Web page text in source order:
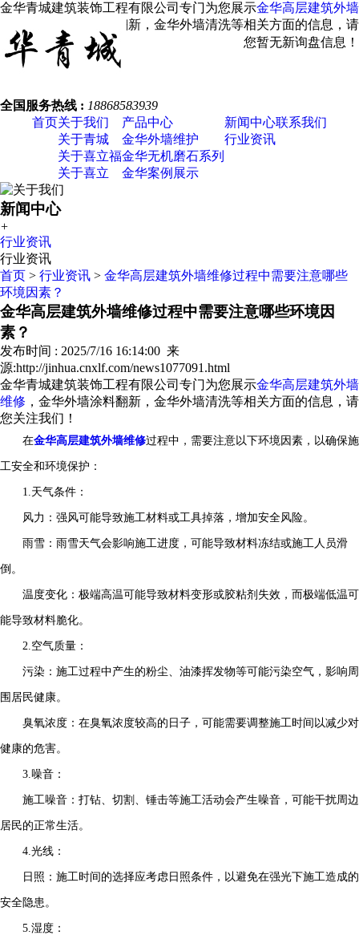
金华青城建筑装饰工程有限公司专门为您展示金华高层建筑外墙
，金华外墙涂料翻新，金华外墙清洗等相关方面的信息，请
您关注我们！
您暂无新询盘信息！
全国服务热线 : 18868583939
首页关于我们
关于青城
关于喜立福
关于喜立
产品中心
金华外墙维护
金华无机磨石系列
金华案例展示
新闻中心
行业资讯
联系我们
新闻中心
+
行业资讯
行业资讯
首页 > 行业资讯 > 金华高层建筑外墙维修过程中需要注意哪些
环境因素？
金华高层建筑外墙维修过程中需要注意哪些环境因
素？
发布时间 : 2025/7/16 16:14:00 来
源:http://jinhua.cnxlf.com/news1077091.html
金华青城建筑装饰工程有限公司专门为您展示金华高层建筑外墙
维修 ，金华外墙涂料翻新，金华外墙清洗等相关方面的信息，请
您关注我们！
在金华高层建筑外墙维修过程中，需要注意以下环境因素，以确保施
工安全和环境保护：
1.天气条件：
风力：强风可能导致施工材料或工具掉落，增加安全风险。
雨雪：雨雪天气会影响施工进度，可能导致材料冻结或施工人员滑
倒。
温度变化：极端高温可能导致材料变形或胶粘剂失效，而极端低温可
能导致材料脆化。
2.空气质量：
污染：施工过程中产生的粉尘、油漆挥发物等可能污染空气，影响周
围居民健康。
臭氧浓度：在臭氧浓度较高的日子，可能需要调整施工时间以减少对
健康的危害。
3.噪音：
施工噪音：打钻、切割、锤击等施工活动会产生噪音，可能干扰周边
居民的正常生活。
4.光线：
日照：施工时间的选择应考虑日照条件，以避免在强光下施工造成的
安全隐患。
5.湿度：